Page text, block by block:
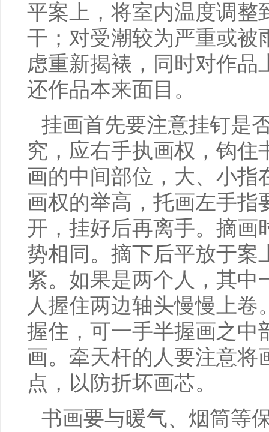
平案上，将室内温度调
干；对受潮较为严重或被
虑重新揭裱，同时对作品
还作品本来面目。
挂画首先要注意挂钉是
究，应右手执画权，钩住
画的中间部位，大、小指
画权的举高，托画左手指
开，挂好后再离手。摘画
势相同。摘下后平放于案
紧。如果是两个人，其中
人握住两边轴头慢慢上
握住，可一手半握画之中
画。牵天杆的人要注意将
点，以防折坏画芯。
书画要与暖气、烟筒等